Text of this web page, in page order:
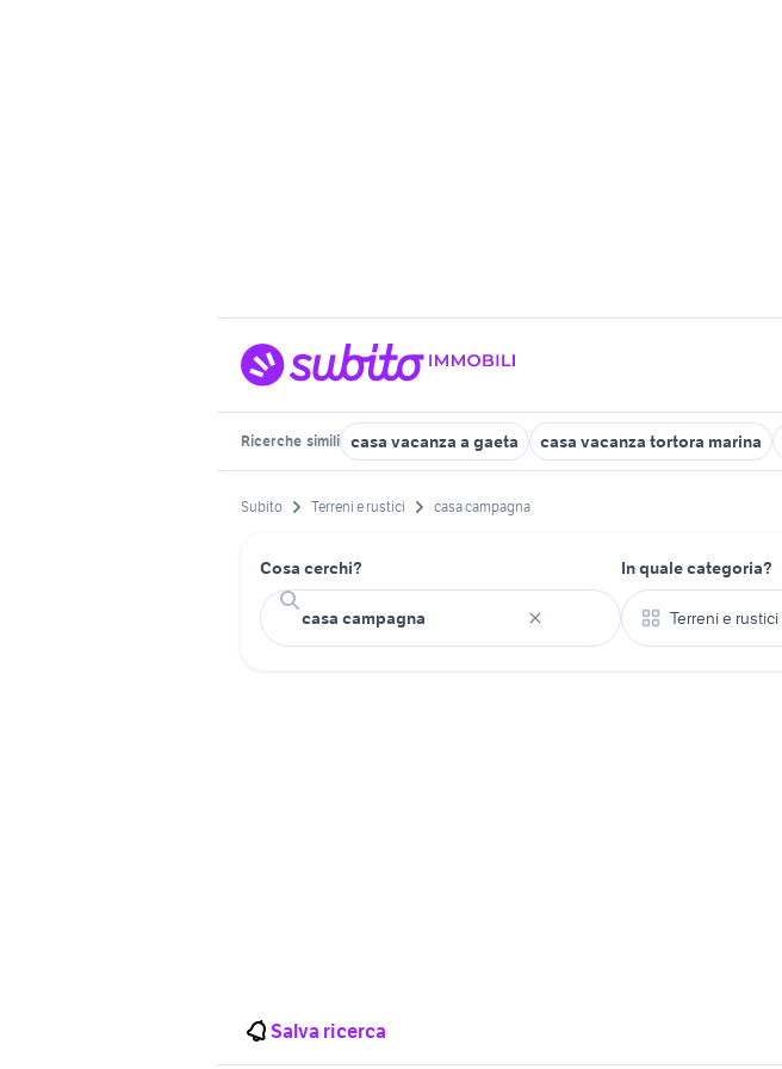
Ricerche simili casa vacanza a gaeta casa vacanza tortora marina
Subito Terreni e rustici casa campagna
Cosa cerchi? In quale categoria?
Terreni e rustici
Salva ricerca